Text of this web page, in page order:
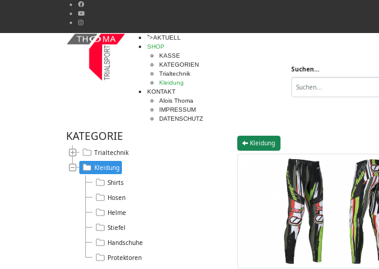
">AKTUELL
SHOP
KASSE
KATEGORIEN
Trialtechnik
Kleidung
KONTAKT
Alois Thoma
IMPRESSUM
DATENSCHUTZ
Suchen...
KATEGORIE
Trialtechnik
Kleidung
Shirts
Hosen
Helme
Stiefel
Handschuhe
Protektoren
Kleidung